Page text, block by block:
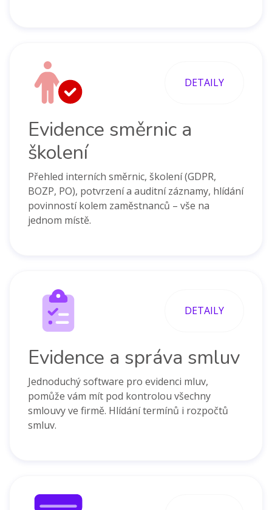
DETAILY
Evidence směrnic a
školení
Přehled interních směrnic, školení (GDPR,
BOZP, PO), potvrzení a auditní záznamy, hlídání
povinností kolem zaměstnanců – vše na
jednom místě.
DETAILY
Evidence a správa smluv
Jednoduchý software pro evidenci mluv,
pomůže vám mít pod kontrolou všechny
smlouvy ve firmě. Hlídání termínů i rozpočtů
smluv.